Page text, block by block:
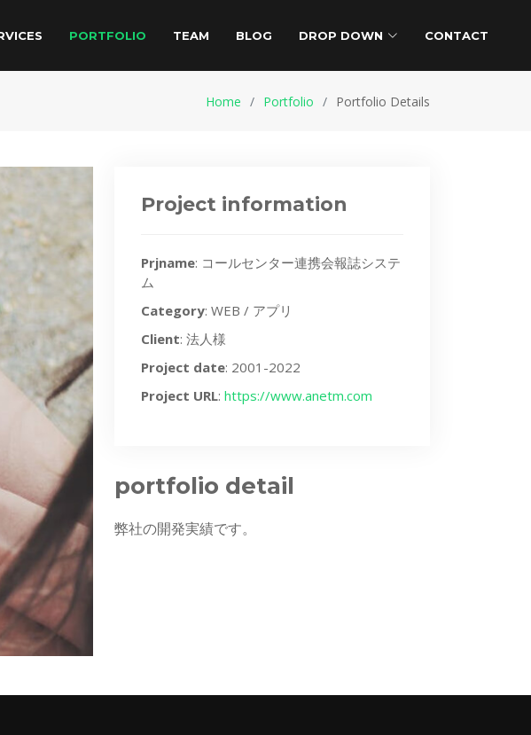
PORTFOLIO TEAM BLOG DROP DOWN CONTACT
Home Portfolio Portfolio Details
Project information
Prjname: コールセンター連携会報誌システ
ム
Category: WEB / アプリ
Client: 法人様
Project date: 2001-2022
Project URL: https://www.anetm.com
portfolio detail
弊社の開発実績です。